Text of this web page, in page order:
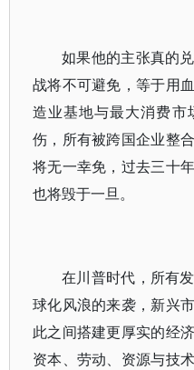
如果他的主张真的
战将不可避免，等于用
造业基地与最大消费市
伤，所有被跨国企业整
将无一幸免，过去三十
也将毁于一旦。
在川普时代，所有
球化风浪的来袭，新兴
此之间搭建更厚实的经
资本、劳动、资源与技